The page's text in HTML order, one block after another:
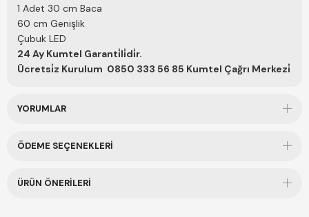
1 Adet 30 cm Baca
60 cm Genişlik
Çubuk LED
24 Ay Kumtel Garanti̇li̇di̇r.
Ücretsi̇z Kurulum 0850 333 56 85 Kumtel Çağrı Merkezi̇
YORUMLAR
ÖDEME SEÇENEKLERI
ÜRÜN ÖNERILERI